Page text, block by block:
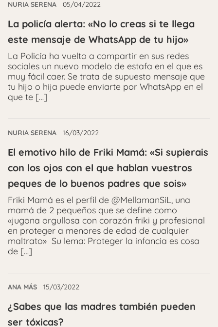
NURIA SERENA 05/04/2022
La policía alerta: «No lo creas si te llega
este mensaje de WhatsApp de tu hijo»
La Policía ha vuelto a compartir en sus redes
sociales un nuevo modelo de estafa en el que es
muy fácil caer. Se trata de supuesto mensaje que
tu hijo o hija puede enviarte por WhatsApp en el
que te […]
NURIA SERENA 16/03/2022
El emotivo hilo de Friki Mamá: «Si supierais
con los ojos con el que hablan vuestros
peques de lo buenos padres que sois»
Friki Mamá es el perfil de @MellamanSiL, una
mamá de 2 pequeños que se define como
«jugona orgullosa con corazón friki y profesional
en proteger a menores de edad de cualquier
maltrato» Su lema: Proteger la infancia es cosa
de […]
ANA MÁS 15/03/2022
¿Sabes que las madres también pueden
ser tóxicas?